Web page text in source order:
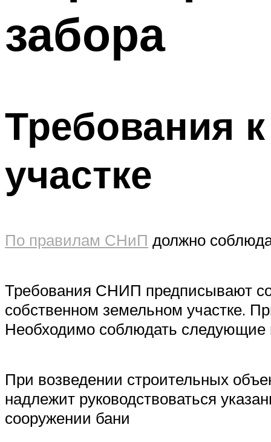
забора
Требования
участке
По правилам СНиП должно
Требования СНИП предписывают
собственном земельном участке.
Необходимо соблюдать следующие
При возведении строительных
надлежит руководствоваться
сооружении бани